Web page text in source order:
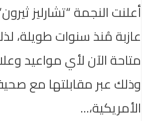
أعلنت النجمة “تشارليز
عازبة مُنذ سنوات طويلة،
متاحة الآن لأي مواعيد
الأمريكية،...